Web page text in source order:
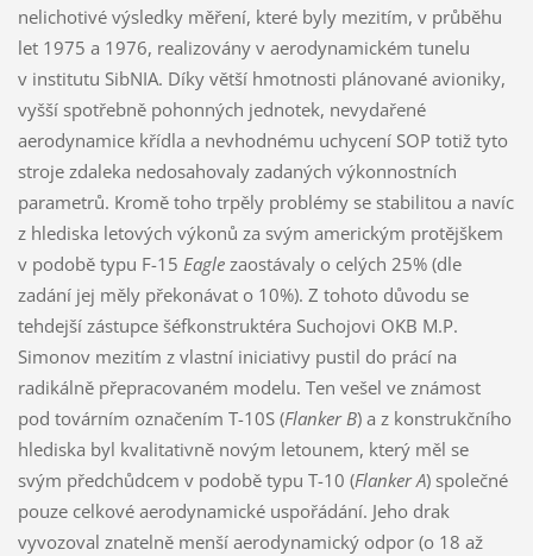
nelichotivé výsledky měření, které byly mezitím, v průběhu
let 1975 a 1976, realizovány v aerodynamickém tunelu
v institutu SibNIA. Díky větší hmotnosti plánované avioniky,
vyšší spotřebně pohonných jednotek, nevydařené
aerodynamice křídla a nevhodnému uchycení SOP totiž tyto
stroje zdaleka nedosahovaly zadaných výkonnostních
parametrů. Kromě toho trpěly problémy se stabilitou a navíc
z hlediska letových výkonů za svým americkým protějškem
v podobě typu F-15 Eaglezaostávaly o celých 25% (dle
zadání jej měly překonávat o 10%). Z tohoto důvodu se
tehdejší zástupce šéfkonstruktéra Suchojovi OKB M.P.
Simonov mezitím z vlastní iniciativy pustil do prácí na
radikálně přepracovaném modelu. Ten vešel ve známost
pod továrním označením T-10S (Flanker B) a z konstrukčního
hlediska byl kvalitativně novým letounem, který měl se
svým předchůdcem v podobě typu T-10 (Flanker A) společné
pouze celkové aerodynamické uspořádání. Jeho drak
vyvozoval znatelně menší aerodynamický odpor (o 18 až